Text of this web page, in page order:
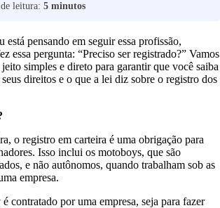
leitura: 5 minutos
está pensando em seguir essa profissão,
essa pergunta: “Preciso ser registrado?” Vamos
simples e direto para garantir que você saiba
direitos e o que a lei diz sobre o registro dos
o registro em carteira é uma obrigação para
Isso inclui os motoboys, que são
e não autônomos, quando trabalham sob as
empresa.
contratado por uma empresa, seja para fazer